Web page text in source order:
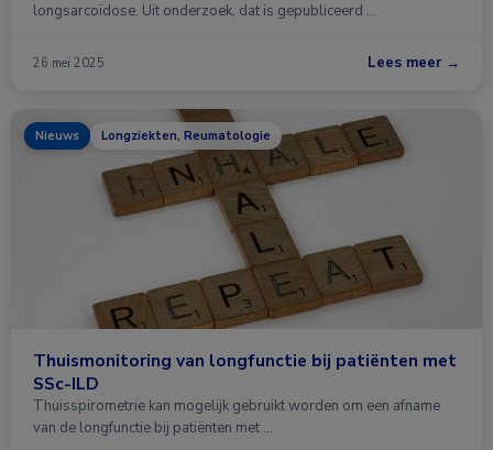
longsarcoïdose. Uit onderzoek, dat is gepubliceerd …
26 mei 2025 Lees meer →
Nieuws Longziekten, Reumatologie
Thuismonitoring van longfunctie bij patiënten met
SSc-ILD
Thuisspirometrie kan mogelijk gebruikt worden om een ​​afname
van de longfunctie bij patiënten met …